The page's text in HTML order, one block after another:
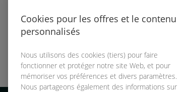
Cookies pour les offres et le contenu
personnalisés
Nous utilisons des cookies (tiers) pour faire
fonctionner et protéger notre site Web, et pour
mémoriser vos préférences et divers paramètres.
Nous partageons également des informations sur